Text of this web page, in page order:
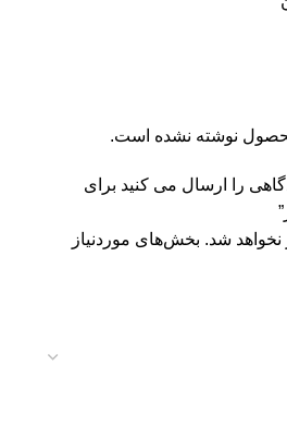
نوشته نشده است.
را ارسال می کنید برای
نخواهد شد. بخش‌های موردنیاز